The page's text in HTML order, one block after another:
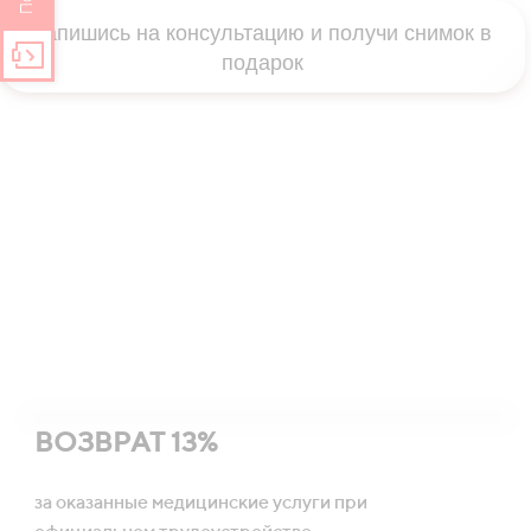
Запишись на консультацию и получи снимок в
подарок
ВОЗВРАТ 13%
за оказанные медицинские услуги при